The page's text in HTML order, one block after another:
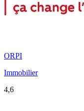
ORPI
Immobilier
4,6